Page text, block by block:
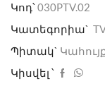
Կոդ՝030PTV.02
Կատեգորիա`
Պիտակ`
Կիսվել ՝